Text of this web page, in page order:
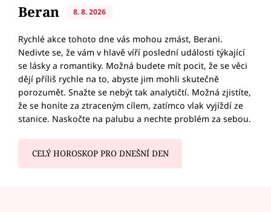
Beran 8. 8. 2026
Rychlé akce tohoto dne vás mohou zmást, Berani.
Nedivte se, že vám v hlavě víří poslední události týkající
se lásky a romantiky. Možná budete mít pocit, že se věci
dějí příliš rychle na to, abyste jim mohli skutečně
porozumět. Snažte se nebýt tak analytičtí. Možná zjistíte,
že se honíte za ztraceným cílem, zatímco vlak vyjíždí ze
stanice. Naskočte na palubu a nechte problém za sebou.
CELÝ HOROSKOP PRO DNEŠNÍ DEN